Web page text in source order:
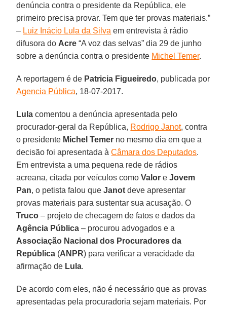
denúncia contra o presidente da República, ele
primeiro precisa provar. Tem que ter provas materiais.”
– Luiz Inácio Lula da Silva em entrevista à rádio
difusora do Acre “A voz das selvas” dia 29 de junho
sobre a denúncia contra o presidente Michel Temer.
A reportagem é de Patricia Figueiredo, publicada por
Agencia Pública, 18-07-2017.
Lula comentou a denúncia apresentada pelo
procurador-geral da República, Rodrigo Janot, contra
o presidente Michel Temer no mesmo dia em que a
decisão foi apresentada àCâmara dos Deputados.
Em entrevista a uma pequena rede de rádios
acreana, citada por veículos comoValor eJovem
Pan, o petista falou queJanot deve apresentar
provas materiais para sustentar sua acusação. O
Truco – projeto de checagem de fatos e dados da
Agência Pública – procurou advogados e a
Associação Nacional dos Procuradores da
República (ANPR) para verificar a veracidade da
afirmação de Lula.
De acordo com eles, não é necessário que as provas
apresentadas pela procuradoria sejam materiais. Por